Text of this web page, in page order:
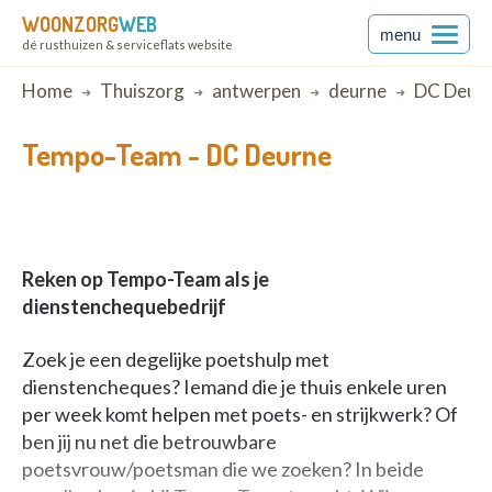
WOONZORGWEB
dé rusthuizen & serviceflats website
menu
Breadcrumb
Home Thuiszorg antwerpen deurne DC
Tempo-Team - DC Deurne
Reken op Tempo-Team als je
dienstenchequebedrijf
Zoek je een degelijke poetshulp met
dienstencheques? Iemand die je thuis enkele uren
per week komt helpen met poets- en strijkwerk? Of
ben jij nu net die betrouwbare
poetsvrouw/poetsman die we zoeken? In beide